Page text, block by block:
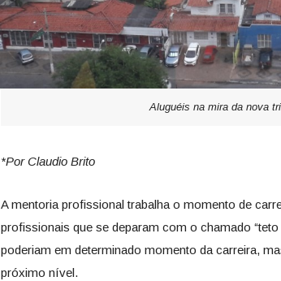
Aluguéis na mira da nova
*Por Claudio Brito
A mentoria profissional trabalha o momento de
profissionais que se deparam com o chamado
poderiam em determinado momento da carreira,
próximo nível.